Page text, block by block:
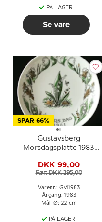
PÅ LAGER
Se vare
SPAR 66%
Gustavsberg
Morsdagsplatte 1983
DKK 99,00
Før: DKK 295,00
Varenr.: GM1983
Årgang: 1983
Mål: Ø: 22 cm
PÅ LAGER